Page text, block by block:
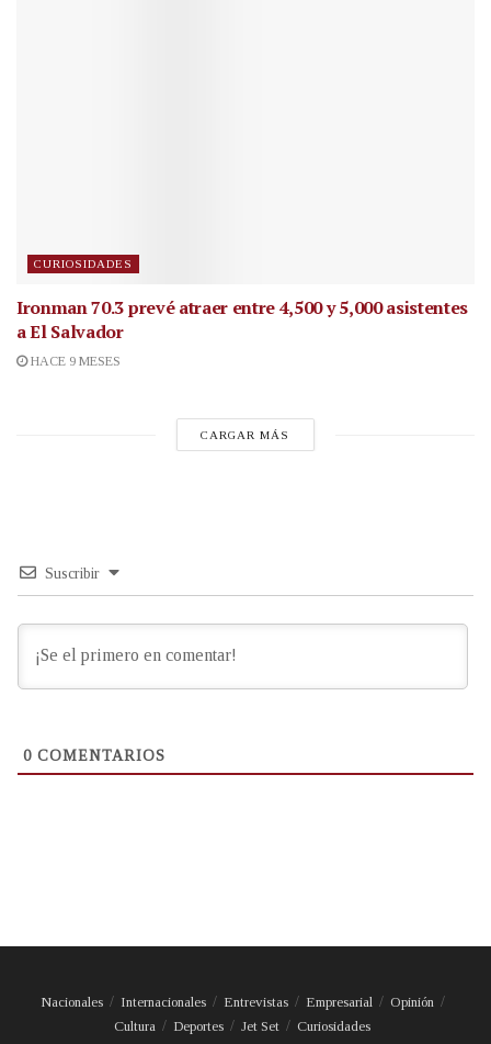
CURIOSIDADES
Ironman 70.3 prevé atraer entre 4,500 y 5,000 asistentes
a El Salvador
HACE 9 MESES
CARGAR MÁS
Suscribir
0 COMENTARIOS
Nacionales Internacionales Entrevistas Empresarial
Opinión
Cultura
Deportes Jet Set Curiosidades